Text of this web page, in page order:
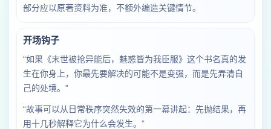
部分应以原著资料为准，不额外编造关键情节。
开场钩子
“如果《末世被抢异能后，魅惑皆为我臣服》这个书名真的发
生在你身上，你最先要解决的可能不是变强，而是先弄清自
己的处境。”
“故事可以从日常秩序突然失效的第一幕讲起：先抛结果，再
用十几秒解释它为什么会发生。”